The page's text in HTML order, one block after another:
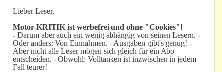
Lieber Leser,
Motor-KRITIK ist werbefrei und ohne "Cookies"!
- Darum aber auch ein wenig abhängig von seinen Lesern. -
Oder anders: Von Einnahmen. - Ausgaben gibt's genug! -
Aber nicht alle Leser mögen sich gleich für ein Abo
entscheiden. - Obwohl: Volltanken ist inzwischen in jedem
Fall teurer!